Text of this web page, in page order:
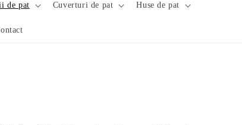
de pat Cuverturi de pat Huse de pat